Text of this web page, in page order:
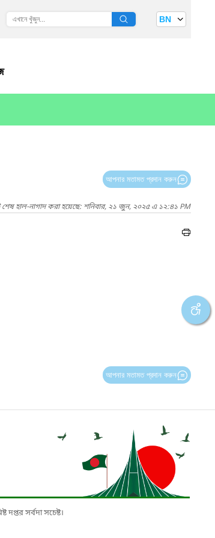
BN
আপনার মতামত প্রদান করুন
শেষ হাল-নাগাদ করা হয়েছে: শনিবার, ২১ জুন, ২০২৫ এ ১২:৪১ PM
আপনার মতামত প্রদান করুন
সর্বদা সচেষ্ট।